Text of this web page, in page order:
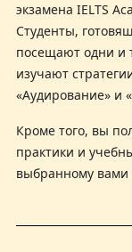
экзамена IELTS
Студенты,
посещают одни и
изучают
«Аудирование» и
Кроме того, вы
практики и
выбранному вами